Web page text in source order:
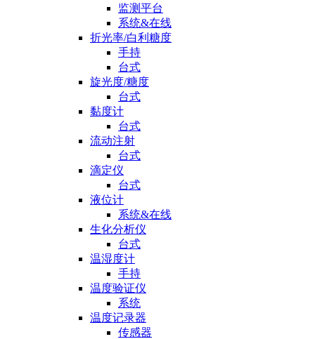
监测平台
系统&在线
折光率/白利糖度
手持
台式
旋光度/糖度
台式
黏度计
台式
流动注射
台式
滴定仪
台式
液位计
系统&在线
生化分析仪
台式
温湿度计
手持
温度验证仪
系统
温度记录器
传感器